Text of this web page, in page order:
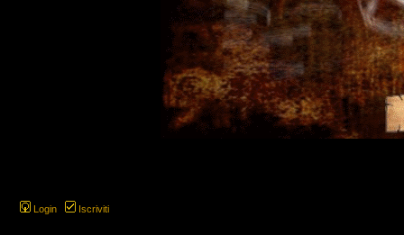
Login Iscriviti